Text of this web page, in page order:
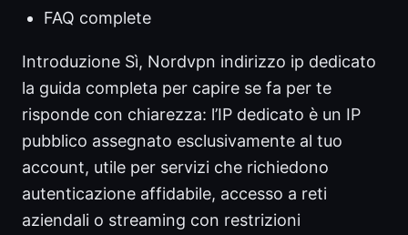
FAQ complete
Introduzione Sì, Nordvpn indirizzo ip dedicato
la guida completa per capire se fa per te
risponde con chiarezza: l’IP dedicato è un IP
pubblico assegnato esclusivamente al tuo
account, utile per servizi che richiedono
autenticazione affidabile, accesso a reti
aziendali o streaming con restrizioni